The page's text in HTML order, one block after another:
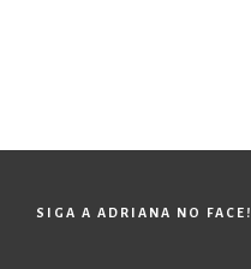
SIGA A ADRIANA NO FACE!